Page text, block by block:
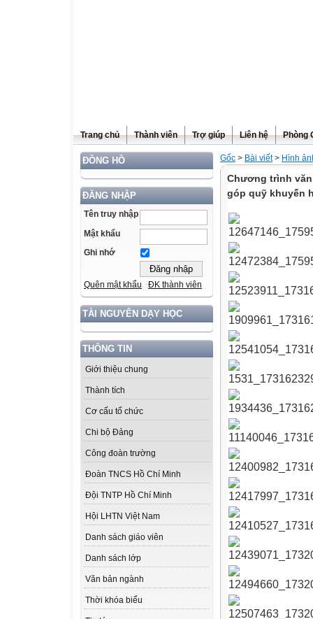
Trang chủ Thành viên Trợ giúp Liên hệ Phòng
ĐỒNG HỒ
ĐĂNG NHẬP
Tên truy nhập
Mật khẩu
Ghi nhớ
Quên mật khẩu ĐK thành viên
TÀI NGUYÊN DẠY HỌC
THÔNG TIN
Giới thiệu chung
Thành tích
Cơ cấu tổ chức
Chi bộ Đảng
Công đoàn trường
Đoàn TNCS Hồ Chí Minh
Đội TNTP Hồ Chí Minh
Hội LHTN Việt Nam
Danh sách giáo viên
Danh sách lớp
Văn bản ngành
Thời khóa biểu
Gốc > Bài viết> Hình
Chương trình
góp quỹ khuyến